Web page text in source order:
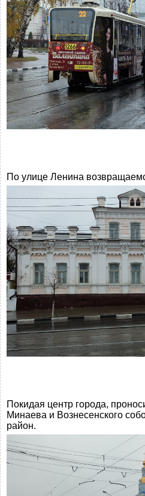
По улице Ленина
Покидая центр города,
Минаева и Вознесенского
район.